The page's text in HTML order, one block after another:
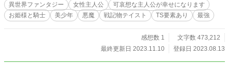
異世界ファンタジー 女性主人公
可哀想な主人公が幸せになります
お姫様と騎士
美少年 悪魔 戦記物テイスト TS要素あり 最強
感想数 1
文字数 473,212
最終更新日 2023.11.10
登録日 2023.08.13